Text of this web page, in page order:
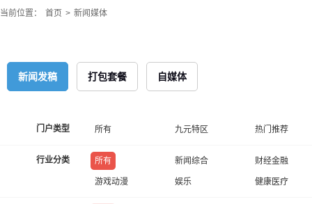
当前位置： 首页 > 新闻媒体
新闻发稿 打包套餐 自媒体
门户类型 所有 九元特区 热门推荐
行业分类 所有 新闻综合 财经金融
游戏动漫 娱乐 健康医疗